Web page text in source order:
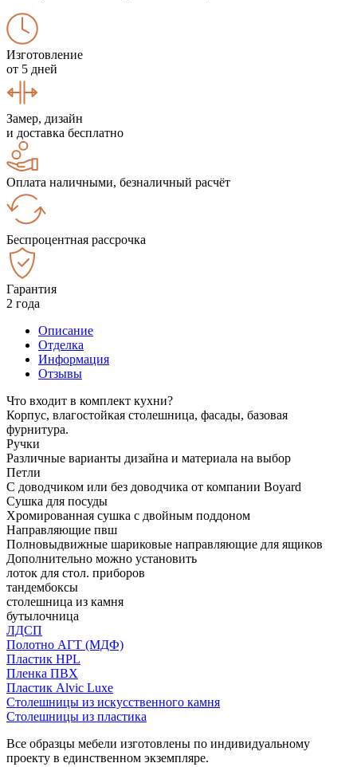
Изготовление
от 5 дней
Замер, дизайн
и доставка бесплатно
Оплата наличными, безналичный расчёт
Беспроцентная рассрочка
Гарантия
2 года
Описание
Отделка
Информация
Отзывы
Что входит в комплект кухни?
Корпус, влагостойкая столешница, фасады, базовая
фурнитура.
Ручки
Различные варианты дизайна и материала на выбор
Петли
С доводчиком или без доводчика от компании Boyard
Сушка для посуды
Хромированная сушка с двойным поддоном
Направляющие пвш
Полновыдвижные шариковые направляющие для ящиков
Дополнительно можно установить
лоток для стол. приборов
тандембоксы
столешница из камня
бутылочница
ЛДСП
Полотно АГТ (МДФ)
Пластик HPL
Пленка ПВХ
Пластик Alvic Luxe
Столешницы из искусственного камня
Столешницы из пластика
Все образцы мебели изготовлены по индивидуальному
проекту в единственном экземпляре.